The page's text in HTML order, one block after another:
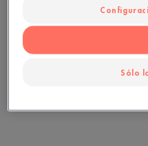
frente y la barbilla
la espalda y el
angustia a los padres,
dolorosos ni
Sólo